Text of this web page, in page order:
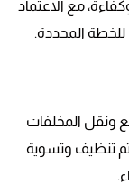
مع الاعتماد
المحددة.
ونقل المخلفات
تنظيف وتسوية